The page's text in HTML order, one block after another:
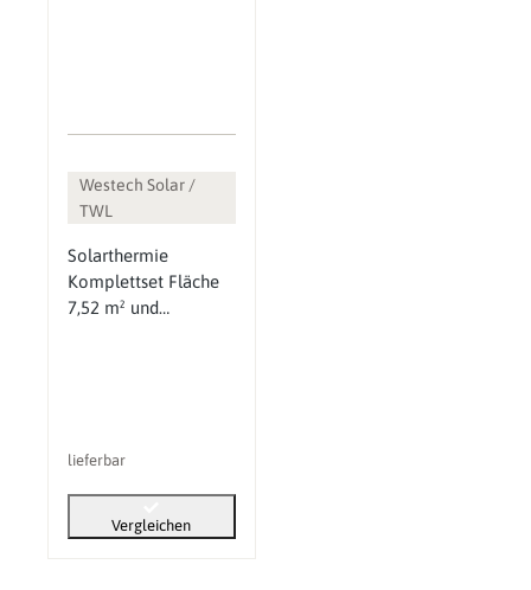
Westech Solar /
TWL
Solarthermie
Komplettset Fläche
7,52 m² und
lieferbar
Vergleichen